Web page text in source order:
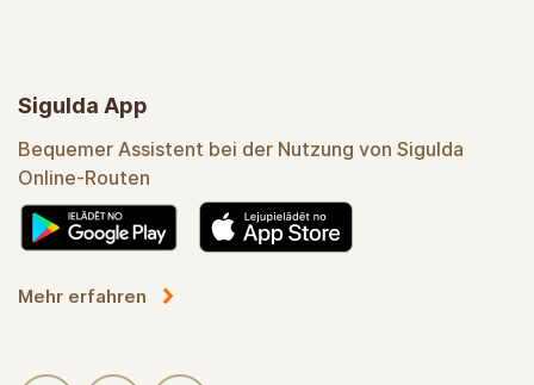
Sigulda App
Bequemer Assistent bei der Nutzung von Sigulda
Online-Routen
Mehr erfahren